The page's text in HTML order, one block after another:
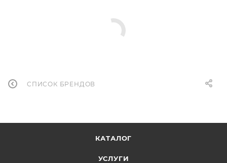
СПИСОК БРЕНДОВ
КАТАЛОГ
УСЛУГИ